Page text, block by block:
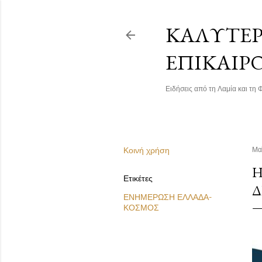
Ειδήσεις από τη Λαμία και τη
Κοινή χρήση
Ετικέτες
ΕΝΗΜΕΡΩΣΗ ΕΛΛΑΔΑ-
ΚΟΣΜΟΣ